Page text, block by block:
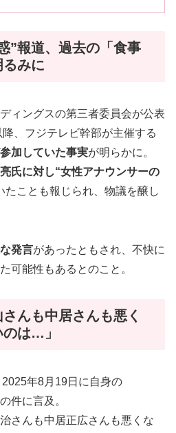
”報道、過去の「食事
みに
ィングスの第三者委員会が公表
、フジテレビ幹部が主催する
加していた事実が明らかに。
氏に対し“女性アナウンサーの
たことも報じられ、物議を醸し
発言があったともされ、不快に
可能性もあるとのこと。
んも中居さんも悪く
は…」
年8月19日に自身の
件に言及。
さんも中居正広さんも悪くな